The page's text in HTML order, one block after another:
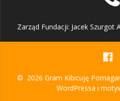
Zarząd Fundacji: Jacek Szurgot
© 2026 Gram Kibicuję
WordPressa i